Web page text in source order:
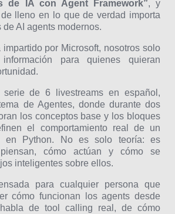
de IA con Agent Framework”, y
lleno en lo que de verdad importa
AI agents modernos.
por Microsoft, nosotros solo
para quienes quieran
de 6 livestreams en español,
de Agentes, donde durante dos
los conceptos base y los bloques
el comportamiento real de un
en Python. No es solo teoría: es
cómo actúan y cómo se
inteligentes sobre ellos.
para cualquier persona que
cómo funcionan los agents desde
de tool calling real, de cómo